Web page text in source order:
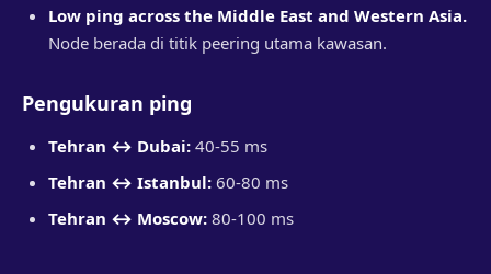
Low ping across the Middle East and Western Asia.
Node berada di titik peering utama kawasan.
Pengukuran ping
Tehran ↔ Dubai: 40-55 ms
Tehran ↔ Istanbul: 60-80 ms
Tehran ↔ Moscow: 80-100 ms